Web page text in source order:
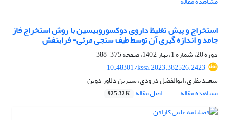
استخراج و پیش تغلیظ داروی دوکسوروبیسین با روش استخراج فاز
جامد و اندازه گیری آن توسط طیف سنجی مرئی- فرابنفش
دوره 20، شماره 1، بهار 1402، صفحه
375-388
10.48301/kssa.2023.382526.2423
سعید نظری، ابوالفضل درودی، شیرین دلاور دوین
مشاهده مقاله
اصل مقاله 925.32 K